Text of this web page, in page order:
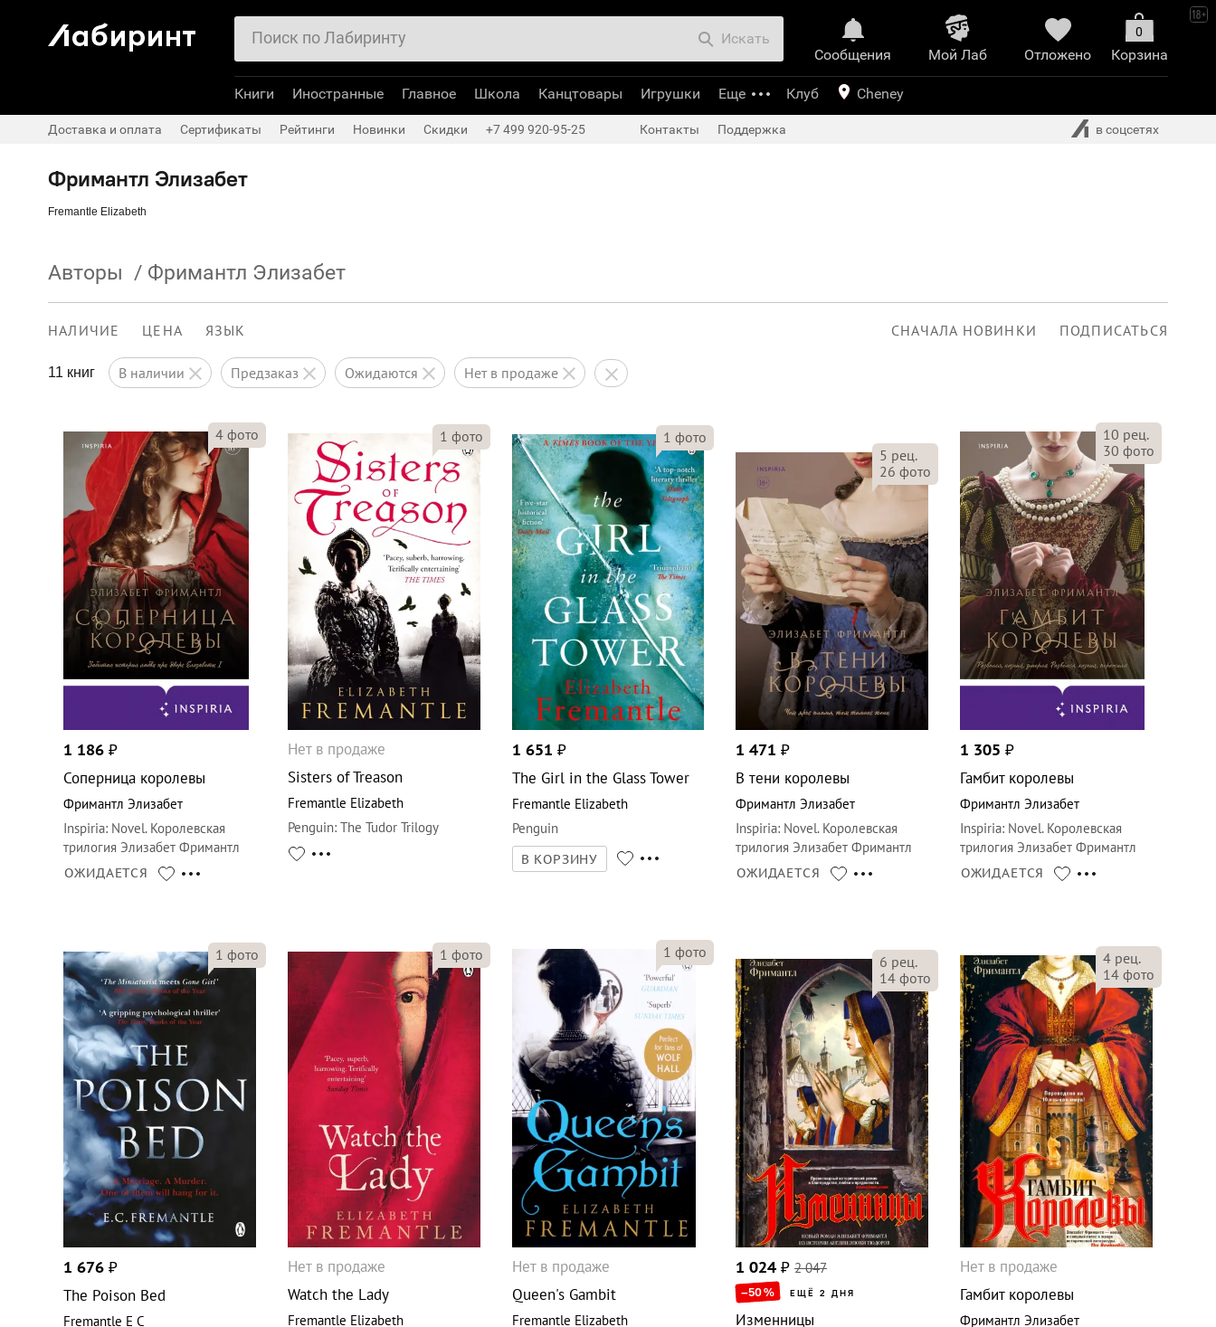
Фримантл Элизабет
Fremantle Elizabeth
Авторы / Фримантл Элизабет
НАЛИЧИЕ ЦЕНА ЯЗЫК СНАЧАЛА НОВИНКИ ПОДПИСАТЬСЯ
11 книг в наличии предзаказ ожидаются нет в продаже
4фото
1 186₽
Соперница королевы
Фримантл Элизабет
Inspiria: Novel. Королевская
трилогия Элизабет Фримантл
ОЖИДАЕТСЯ
1 фото
Нет в продаже
Sisters of Treason
Fremantle Elizabeth
Penguin: The Tudor Trilogy
1 фото
1 651 ₽
The Girl in the Glass Tower
Fremantle Elizabeth
Penguin
В КОРЗИНУ
5 рец.
26 фото
1 471₽
В тени королевы
Фримантл Элизабет
Inspiria: Novel. Королевская
трилогия Элизабет Фримантл
ОЖИДАЕТСЯ
10 рец.
30 фото
1 305 ₽
Гамбит королевы
Фримантл Элизабет
Inspiria: Novel. Королевская
трилогия Элизабет Фримантл
ОЖИДАЕТСЯ
1 фото
1 676 ₽
The Poison Bed
Fremantle E C
1 фото
Нет в продаже
Watch the Lady
Fremantle Elizabeth
1 фото
Нет в продаже
Queen's Gambit
Fremantle Elizabeth
6 рец.
14фото
1 024 ₽2 047
–50% ЕЩЁ 2 ДНЯ
Изменницы
4 рец.
14 фото
Нет в продаже
Гамбит королевы
Фримантл Элизабет
Сообщения
Mой Лаб​
иринт
Отложено
0
Корзина
Искать
Книги Иностранные Главное Школа Канцтовары Игрушки Еще Клуб Cheney
Доставка и оплата Сертификаты Рейтинги Новинки Скидки +7 499 920-95-25 Контакты Поддержка в соцсетях